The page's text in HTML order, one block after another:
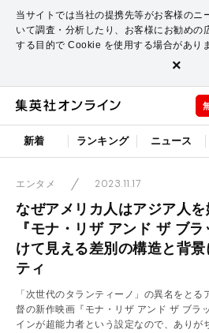
当サイトでは当社の提携先等がお客様のニ
いて調査・分析したり、お客様にお勧めの
する目的で Cookie を使用する場合がありま
×
新着 ランキング ニュース
エンタメ 2023.11.17
なぜアメリカ人はアジア人
『モナ・リザ アンド ザ ブ
けて見える差別の構造と背
ティ
「次世代のタランティーノ」の異名をと
督の新作映画『モナ・リザ アンド ザ ブラ
インが超能力者という設定なので、ありが